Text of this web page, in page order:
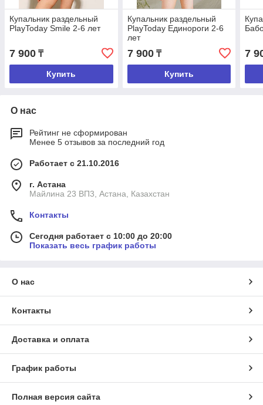
Купальник раздельный
PlayToday Smile 2-6 лет
7 900 ₸
Купить
Купальник раздельный
PlayToday Единороги 2-6
лет
7 900₸
Купить
7
О нас
Рейтинг не сформирован
Менее 5 отзывов за последний год
Работает с 21.10.2016
г. Астана
Майлина 23 ВП3, Астана, Казахстан
Контакты
Сегодня работает с 10:00 до 20:00
Показать весь график работы
О нас
Контакты
Доставка и оплата
График работы
Полная версия сайта